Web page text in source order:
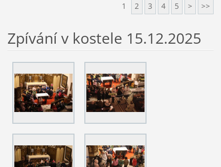
1 2 3 4 5 > >>
Zpívání v kostele 15.12.2025